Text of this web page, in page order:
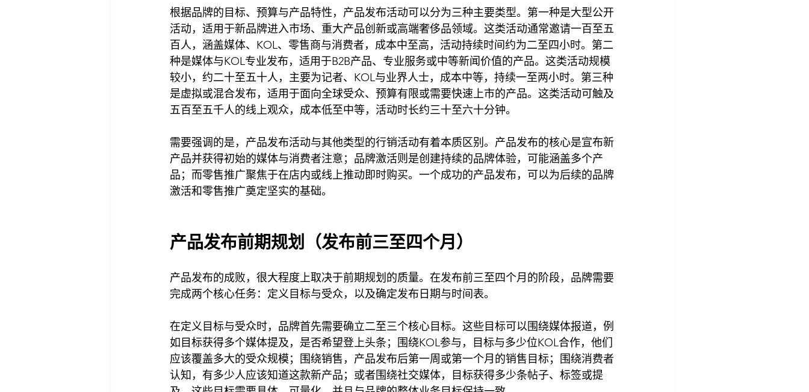
根据品牌的目标、预算与产品特性，产品发布活动可以分为三种主要类型。第一种是大型公开
活动，适用于新品牌进入市场、重大产品创新或高端奢侈品领域。这类活动通常邀请一百至五
百人，涵盖媒体、KOL、零售商与消费者，成本中至高，活动持续时间约为二至四小时。第二
种是媒体与KOL专业发布，适用于B2B产品、专业服务或中等新闻价值的产品。这类活动规模
较小，约二十至五十人，主要为记者、KOL与业界人士，成本中等，持续一至两小时。第三种
是虚拟或混合发布，适用于面向全球受众、预算有限或需要快速上市的产品。这类活动可触及
五百至五千人的线上观众，成本低至中等，活动时长约三十至六十分钟。
需要强调的是，产品发布活动与其他类型的行销活动有着本质区别。产品发布的核心是宣布新
产品并获得初始的媒体与消费者注意；品牌激活则是创建持续的品牌体验，可能涵盖多个产
品；而零售推广聚焦于在店内或线上推动即时购买。一个成功的产品发布，可以为后续的品牌
激活和零售推广奠定坚实的基础。
产品发布前期规划（发布前三至四个月）
产品发布的成败，很大程度上取决于前期规划的质量。在发布前三至四个月的阶段，品牌需要
完成两个核心任务：定义目标与受众，以及确定发布日期与时间表。
在定义目标与受众时，品牌首先需要确立二至三个核心目标。这些目标可以围绕媒体报道，例
如目标获得多个媒体提及，是否希望登上头条；围绕KOL参与，目标与多少位KOL合作，他们
应该覆盖多大的受众规模；围绕销售，产品发布后第一周或第一个月的销售目标；围绕消费者
认知，有多少人应该知道这款新产品；或者围绕社交媒体，目标获得多少条帖子、标签或提